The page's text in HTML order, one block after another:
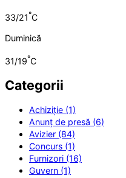
33/21°C
Duminică
31/19°C
Categorii
Achiziție (1)
Anunț de presă (6)
Avizier (84)
Concurs (1)
Furnizori (16)
Guvern (1)